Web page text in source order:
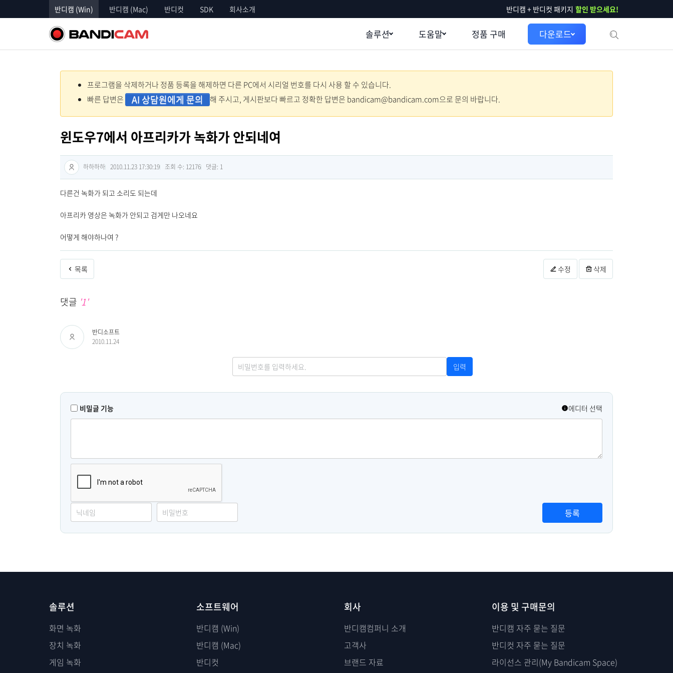
반디캠 (Win) 반디캠 (Mac) 반디컷 SDK 회사소개 반디캠 + 반디컷 패키지 할인 받으세요!
솔루션 도움말 정품 구매 다운로드
프로그램을 삭제하거나 정품 등록을 해제하면 다른 PC에서 시리얼 번호를 다시 사용 할 수 있습니다.
빠른 답변은
AI 상담원에게 문의 해 주시고, 게시판보다 빠르고 정확한 답변은 bandicam@bandicam.com으로 문의 바랍니다.
윈도우7에서 아프리카가 녹화가 안되네여
하하하하 2010.11.23 17:30:19 조회 수: 12176 댓글: 1
다른건 녹화가 되고 소리도 되는데
아프리카 영상은 녹화가 안되고 검게만 나오네요
어떻게 해야하나여 ?
목록 수정 삭제
댓글 '1'
반디소프트
2010.11.24
비밀글 기능 에디터 선택
등록
솔루션
화면 녹화
장치 녹화
게임 녹화
소프트웨어
반디캠 (Win)
반디캠 (Mac)
반디컷
회사
반디캠컴퍼니 소개
고객사
브랜드 자료
이용 및 구매문의
반디캠 자주 묻는 질문
반디컷 자주 묻는 질문
라이선스 관리(My Bandicam Space)